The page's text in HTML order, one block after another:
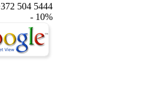
504 5444
- 10%